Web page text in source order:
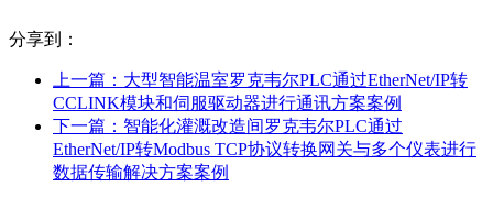
分享到：
上一篇： 大型智能温室罗克韦尔PLC通过EtherNet/IP转
CCLINK模块和伺服驱动器进行通讯方案案例
下一篇： 智能化灌溉改造间罗克韦尔PLC通过
EtherNet/IP转Modbus TCP协议转换网关与多个仪表进行
数据传输解决方案案例